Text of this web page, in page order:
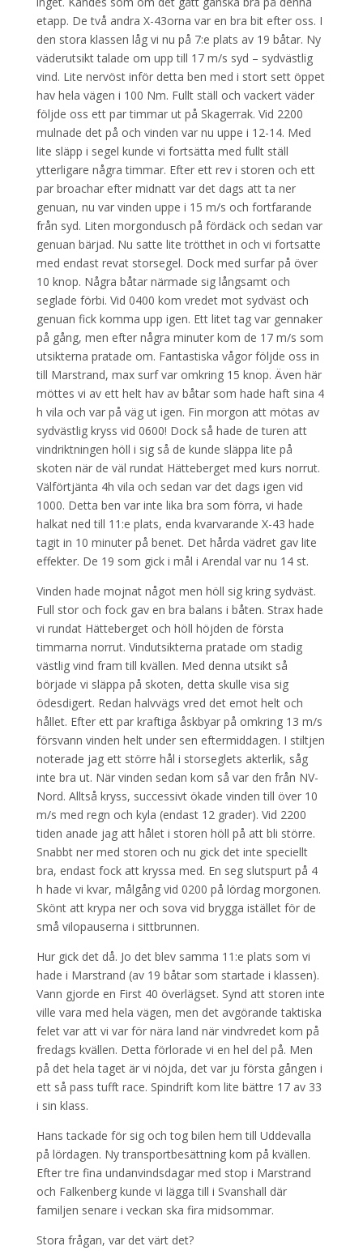
etapp. De två andra X-43orna var en bra bit efter oss. I
den stora klassen låg vi nu på 7:e plats av 19 båtar. Ny
väderutsikt talade om upp till 17 m/s syd – sydvästlig
vind. Lite nervöst inför detta ben med i stort sett öppet
hav hela vägen i 100 Nm. Fullt ställ och vackert väder
följde oss ett par timmar ut på Skagerrak. Vid 2200
mulnade det på och vinden var nu uppe i 12-14. Med
lite släpp i segel kunde vi fortsätta med fullt ställ
ytterligare några timmar. Efter ett rev i storen och ett
par broachar efter midnatt var det dags att ta ner
genuan, nu var vinden uppe i 15 m/s och fortfarande
från syd. Liten morgondusch på fördäck och sedan var
genuan bärjad. Nu satte lite trötthet in och vi fortsatte
med endast revat storsegel. Dock med surfar på över
10 knop. Några båtar närmade sig långsamt och
seglade förbi. Vid 0400 kom vredet mot sydväst och
genuan fick komma upp igen. Ett litet tag var gennaker
på gång, men efter några minuter kom de 17 m/s som
utsikterna pratade om. Fantastiska vågor följde oss in
till Marstrand, max surf var omkring 15 knop. Även här
möttes vi av ett helt hav av båtar som hade haft sina 4
h vila och var på väg ut igen. Fin morgon att mötas av
sydvästlig kryss vid 0600! Dock så hade de turen att
vindriktningen höll i sig så de kunde släppa lite på
skoten när de väl rundat Hätteberget med kurs norrut.
Välförtjänta 4h vila och sedan var det dags igen vid
1000. Detta ben var inte lika bra som förra, vi hade
halkat ned till 11:e plats, enda kvarvarande X-43 hade
tagit in 10 minuter på benet. Det hårda vädret gav lite
effekter. De 19 som gick i mål i Arendal var nu 14 st.
Vinden hade mojnat något men höll sig kring sydväst.
Full stor och fock gav en bra balans i båten. Strax hade
vi rundat Hätteberget och höll höjden de första
timmarna norrut. Vindutsikterna pratade om stadig
västlig vind fram till kvällen. Med denna utsikt så
började vi släppa på skoten, detta skulle visa sig
ödesdigert. Redan halvvägs vred det emot helt och
hållet. Efter ett par kraftiga åskbyar på omkring 13 m/s
försvann vinden helt under sen eftermiddagen. I stiltjen
noterade jag ett större hål i storseglets akterlik, såg
inte bra ut. När vinden sedan kom så var den från NV-
Nord. Alltså kryss, successivt ökade vinden till över 10
m/s med regn och kyla (endast 12 grader). Vid 2200
tiden anade jag att hålet i storen höll på att bli större.
Snabbt ner med storen och nu gick det inte speciellt
bra, endast fock att kryssa med. En seg slutspurt på 4
h hade vi kvar, målgång vid 0200 på lördag morgonen.
Skönt att krypa ner och sova vid brygga istället för de
små vilopauserna i sittbrunnen.
Hur gick det då. Jo det blev samma 11:e plats som vi
hade i Marstrand (av 19 båtar som startade i klassen).
Vann gjorde en First 40 överlägset. Synd att storen inte
ville vara med hela vägen, men det avgörande taktiska
felet var att vi var för nära land när vindvredet kom på
fredags kvällen. Detta förlorade vi en hel del på. Men
på det hela taget är vi nöjda, det var ju första gången i
ett så pass tufft race. Spindrift kom lite bättre 17 av 33
i sin klass.
Hans tackade för sig och tog bilen hem till Uddevalla
på lördagen. Ny transportbesättning kom på kvällen.
Efter tre fina undanvindsdagar med stop i Marstrand
och Falkenberg kunde vi lägga till i Svanshall där
familjen senare i veckan ska fira midsommar.
Stora frågan, var det värt det?